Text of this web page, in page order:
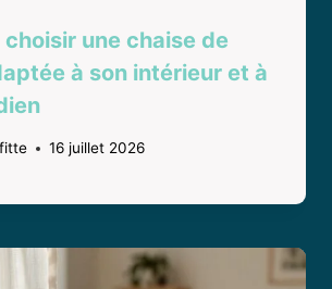
une chaise de
à son intérieur et à
16 juillet 2026